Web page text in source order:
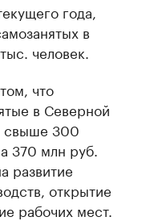
года,
в
человек.
что
в Северной
свыше 300
370 млн руб.
развитие
открытие
рабочих мест.